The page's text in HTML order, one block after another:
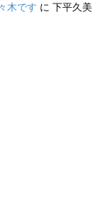
木です に 下平久美